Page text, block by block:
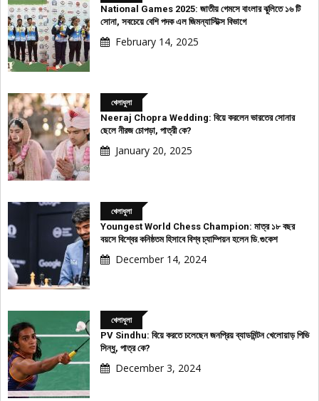
National Games 2025: জাতীয় গেমসে বাংলার ঝুলিতে ১৬ টি
সোনা, সবচেয়ে বেশি পদক এল জিমন্যাস্টিক্স বিভাগে
February 14, 2025
খেলাধুলা
Neeraj Chopra Wedding: বিয়ে করলেন ভারতের সোনার
ছেলে নীরজ চোপড়া, পাত্রী কে?
January 20, 2025
খেলাধুলা
Youngest World Chess Champion: মাত্র ১৮ বছর
বয়সে বিশ্বের কনিষ্ঠতম হিসাবে বিশ্ব চ্যাম্পিয়ন হলেন ডি.গুকেশ
December 14, 2024
খেলাধুলা
PV Sindhu: বিয়ে করতে চলেছেন জনপ্রিয় ব্যাডমিন্টন খেলোয়াড় পিভি
সিন্ধু, পাত্র কে?
December 3, 2024